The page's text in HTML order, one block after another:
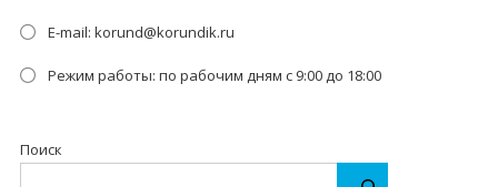
E-mail: korund@korundik.ru
Режим работы: по рабочим дням с 9:00 до 18:00
Поиск